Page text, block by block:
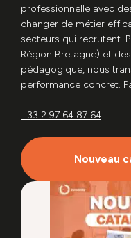
professionnelle avec
changer de métier
secteurs qui recrutent.
Région Bretagne) et
pédagogique, nous
performance concret.
+33 2 97 64 87 64
Nouveau